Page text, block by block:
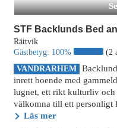
STF Backlunds Bed
Rättvik
Gästbetyg: 100%
(2
VANDRARHEM
inrett boende med
lugnet, ett rikt kulturliv
välkomna till ett personligt
Läs mer